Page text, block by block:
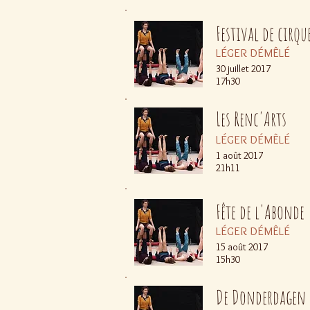
Festival de
LÉGER DÉMÊLÉ
30 juillet 2017
17h30
Les Renc'Arts
LÉGER DÉMÊLÉ
1 août 2017
21h11
Fête de l'Abonde
LÉGER DÉMÊLÉ
15 août 2017
15h30
De Donderdagen